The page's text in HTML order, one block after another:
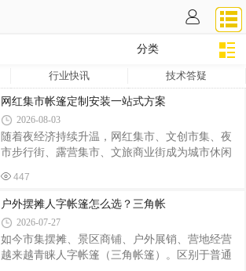
分类
行业快讯 技术答疑
网红集市帐篷定制安装一站式方案
2026-08-03
随着夜经济持续升温，网红集市、文创市集、夜
市步行街、露营集市、文旅商业街成为城市休闲
不再只满足遮风挡雨的基础需求，造型颜值、色
彩设计、结构稳固性、整体风格统一，直接决定
集市整体氛围感与游客打卡意愿。不少集市运营
方、文旅投资商、商业街管理方纷纷寻找服务
商，提供网红集市帐篷定制安装一体化服务。传
统普通摆摊帐篷款式单一、外观同质化严重，骨
447
户外摆摊人字帐篷怎么选？三角帐
2026-07-27
如今市集摆摊、景区商铺、户外展销、营地经营
越来越青睐人字帐篷（三角帐篷）。区别于普通